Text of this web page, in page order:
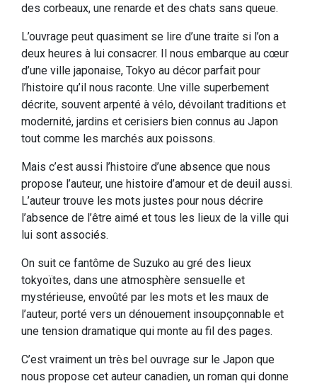
des corbeaux, une renarde et des chats sans queue.
L’ouvrage peut quasiment se lire d’une traite si l’on a
deux heures à lui consacrer. Il nous embarque au cœur
d’une ville japonaise, Tokyo au décor parfait pour
l’histoire qu’il nous raconte. Une ville superbement
décrite, souvent arpenté à vélo, dévoilant traditions et
modernité, jardins et cerisiers bien connus au Japon
tout comme les marchés aux poissons.
Mais c’est aussi l’histoire d’une absence que nous
propose l’auteur, une histoire d’amour et de deuil aussi.
L’auteur trouve les mots justes pour nous décrire
l’absence de l’être aimé et tous les lieux de la ville qui
lui sont associés.
On suit ce fantôme de Suzuko au gré des lieux
tokyoïtes, dans une atmosphère sensuelle et
mystérieuse, envoûté par les mots et les maux de
l’auteur, porté vers un dénouement insoupçonnable et
une tension dramatique qui monte au fil des pages.
C’est vraiment un très bel ouvrage sur le Japon que
nous propose cet auteur canadien, un roman qui donne